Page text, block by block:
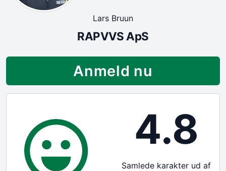
Lars Bruun
RAPVVS ApS
Anmeld nu
4.8
Samlede karakter ud af